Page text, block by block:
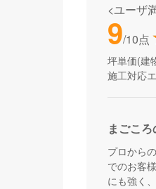
<ユーザ
9/10点
坪単価(建
施工対応
まごこ
プロから
でのお客
にも強く